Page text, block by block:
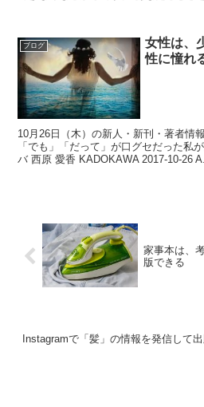
ブログ
女性は、
性に憧れ
10月26日（木）の新人・新刊・著者情
「でも」「だって」が口グセだった私
バ 西原 愛香 KADOKAWA 2017-10-26
家事本は、
版できる
Instagramで「髪」の情報を発信して